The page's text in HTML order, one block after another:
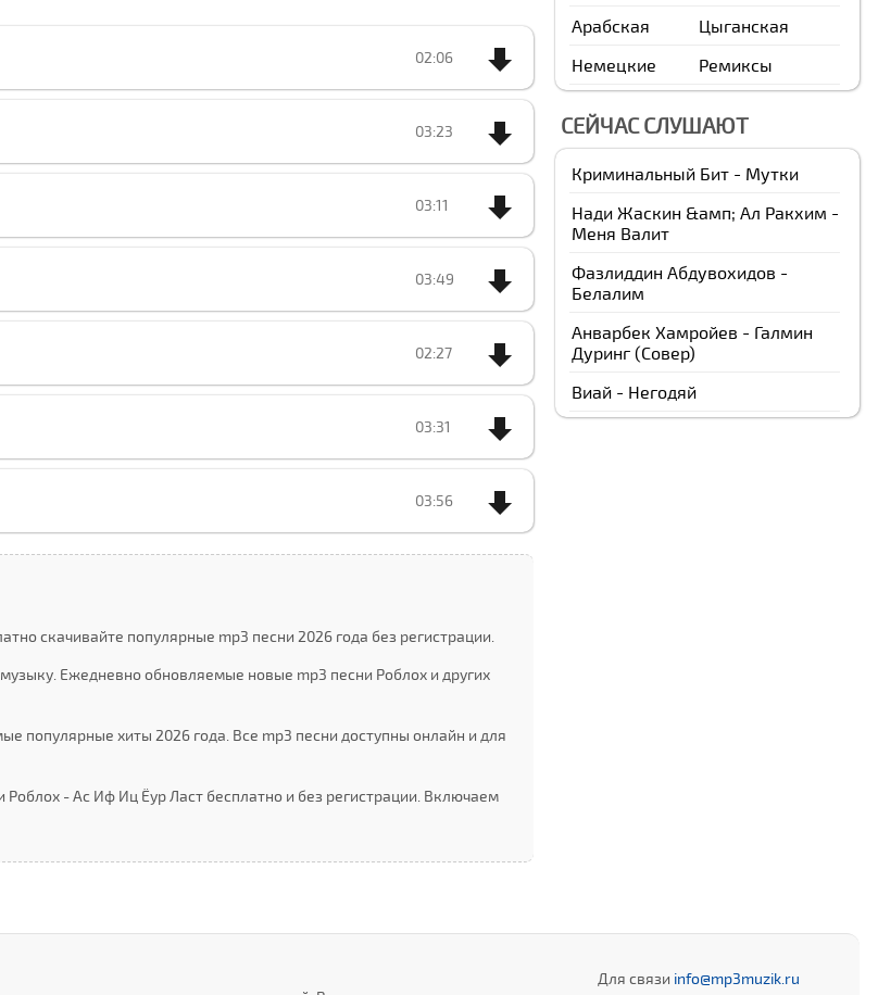
02:06
03:23
03:11
03:49
02:27
03:31
03:56
скачивайте популярные mp3 песни 2026 года без регистрации.
Ежедневно обновляемые новые mp3 песни Роблоx и других
популярные хиты 2026 года. Все mp3 песни доступны онлайн и для
Роблоx - Ас Иф Иц Ёур Ласт бесплатно и без регистрации. Включаем
Арабская
Цыганская
Немецкие
Ремиксы
СЕЙЧАС СЛУШАЮТ
Криминальный Бит - Мутки
Нади Жаскин &амп; Ал Ракхим -
Меня Валит
Фазлиддин Абдувохидов -
Белалим
Анварбек Xамройев - Галмин
Дуринг (Cовер)
Виай - Негодяй
Для связи info@mp3muzik.ru